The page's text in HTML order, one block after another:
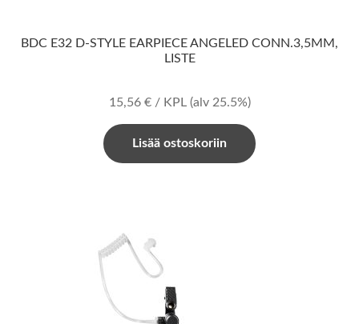
BDC E32 D-STYLE EARPIECE ANGELED CONN.3,5MM,
LISTE
15,56 €/ KPL (alv 25.5%)
Lisää ostoskoriin